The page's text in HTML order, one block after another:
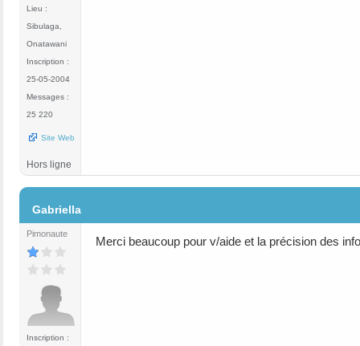
Lieu :
Sibulaga,
Onatawani
Inscription :
25-05-2004
Messages :
25 220
Site Web
Hors ligne
Gabriella
Pimonaute
Inscription :
Merci beaucoup pour v/aide et la précision des